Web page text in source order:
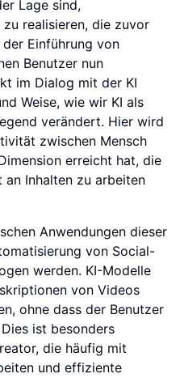
Lage sind,
realisieren, die zuvor
Einführung von
Benutzer nun
im Dialog mit der KI
Weise, wie wir KI als
verändert. Hier wird
zwischen Mensch
erreicht hat, die
Inhalten zu arbeiten
Anwendungen dieser
von Social-
werden. KI-Modelle
von Videos
ohne dass der Benutzer
ist besonders
die häufig mit
und effiziente